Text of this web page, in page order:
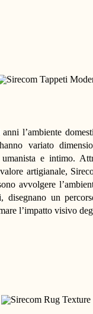
l’ambiente
variato
umanista e intimo.
artigianale,
avvolgere
disegnano un
l’impatto visivo